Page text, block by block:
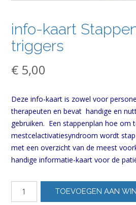
info-kaart
triggers
€ 5,00
Deze info-kaart is zowel voor
therapeuten en bevat handige en
gebruiken. Een stappenplan hoe om
mestcelactivatiesyndroom wordt
met een overzicht van de meest
handige informatie-kaart voor de
kaart
TOEVOEGEN AAN